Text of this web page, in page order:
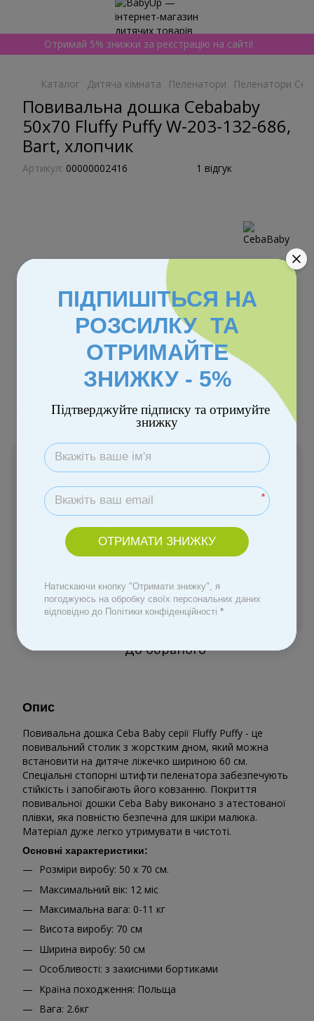
Отримай 5% знижки за реєстрацію на сайті!
Каталог Дитяча кімната Пеленатори Пеленатори
Повивальна дошка Cebababy
50x70 Fluffy Puffy W-203-132-686,
Bart, хлопчик
Артикул: 00000002416 1 відгук
В наявності
1 349 грн
Купити
Увійтидля відображення персональної знижки
До обраного
Опис
Повивальна дошка Ceba Baby серії Fluffy Puffy - це
повивальний столик з жорстким дном, який можна
встановити на дитяче ліжечко шириною 60 см.
Спеціальні стопорні штифти пеленатора забезпечують
стійкість і запобігають його ковзанню. Покриття
повивальної дошки Ceba Baby виконано з атестованої
плівки, яка повністю безпечна для шкіри малюка.
Матеріал дуже легко утримувати в чистоті.
Основні характеристики:
Розміри виробу: 50 х 70 см.
Максимальний вік: 12 міс
Максимальна вага: 0-11 кг
Висота виробу: 70 см
Ширина виробу: 50 см
Особливості: з захисними бортиками
Країна походження: Польща
Вага: 2.6кг
ПІДПИШІТЬСЯ НА
РОЗСИЛКУ ТА
ОТРИМАЙТЕ
ЗНИЖКУ - 5%
Підтверджуйте підписку та отримуйте
знижку
*
ОТРИМАТИ ЗНИЖКУ
Натискаючи кнопку "Отримати знижку", я
погоджуюсь на обробку своїх персональних даних
відповідно до Політики конфіденційності *